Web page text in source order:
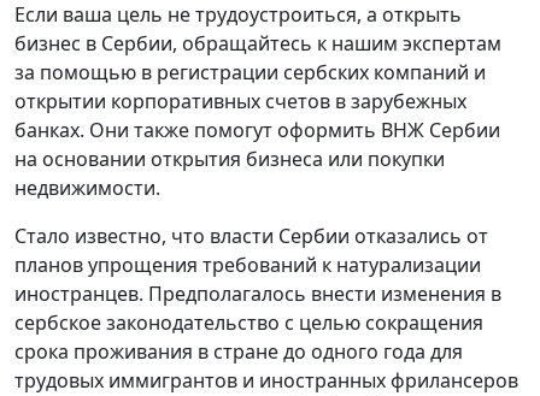
Если ваша цель не трудоустроиться, а открыть
бизнес в Сербии, обращайтесь к нашим экспертам
за помощью в регистрации сербских компаний и
открытии корпоративных счетов в зарубежных
банках. Они также помогут оформить ВНЖ Сербии
на основании открытия бизнеса или покупки
недвижимости.
Стало известно, что власти Сербии отказались от
планов упрощения требований к натурализации
иностранцев. Предполагалось внести изменения в
сербское законодательство с целью сокращения
срока проживания в стране до одного года для
трудовых иммигрантов и иностранных фрилансеров